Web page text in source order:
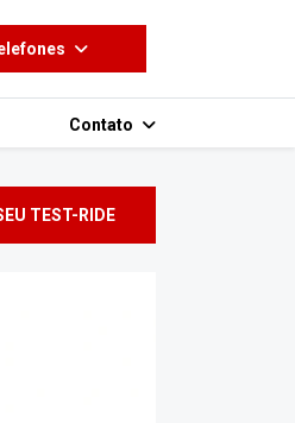
Contato
TEST-RIDE